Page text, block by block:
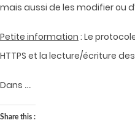
mais aussi de les modifier ou
Petite information : Le
HTTPS et la lecture/écriture
Dans …
Share this :